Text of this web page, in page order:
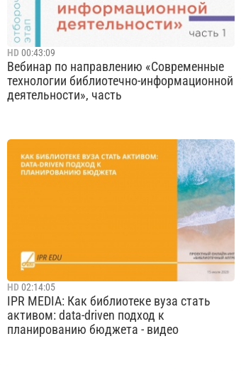
HD 00:43:09
Вебинар по направлению «Современные
технологии библиотечно-информационной
деятельности», часть
Вуз-организатор МГТУ им. Н.Э. Баумана.
Отборочный этап
HD 02:14:05
IPR MEDIA: Как библиотеке вуза стать
активом: data-driven подход к
планированию бюджета - видео